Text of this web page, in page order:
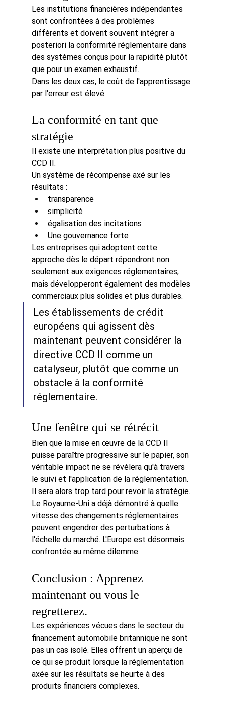
Les institutions financières indépendantes
sont confrontées à des problèmes
différents et doivent souvent intégrer a
posteriori la conformité réglementaire dans
des systèmes conçus pour la rapidité plutôt
que pour un examen exhaustif.
Dans les deux cas, le coût de l'apprentissage
par l'erreur est élevé.
La conformité en tant que
stratégie
Il existe une interprétation plus positive du
CCD II.
Un système de récompense axé sur les
résultats :
transparence
simplicité
égalisation des incitations
Une gouvernance forte
Les entreprises qui adoptent cette
approche dès le départ répondront non
seulement aux exigences réglementaires,
mais développeront également des modèles
commerciaux plus solides et plus durables.
Les établissements de crédit
européens qui agissent dès
maintenant peuvent considérer la
directive CCD II comme un
catalyseur, plutôt que comme un
obstacle à la conformité
réglementaire.
Une fenêtre qui se rétrécit
Bien que la mise en œuvre de la CCD II
puisse paraître progressive sur le papier, son
véritable impact ne se révélera qu'à travers
le suivi et l'application de la réglementation.
Il sera alors trop tard pour revoir la stratégie.
Le Royaume-Uni a déjà démontré à quelle
vitesse des changements réglementaires
peuvent engendrer des perturbations à
l'échelle du marché. L'Europe est désormais
confrontée au même dilemme.
Conclusion : Apprenez
maintenant ou vous le
regretterez.
Les expériences vécues dans le secteur du
financement automobile britannique ne sont
pas un cas isolé. Elles offrent un aperçu de
ce qui se produit lorsque la réglementation
axée sur les résultats se heurte à des
produits financiers complexes.